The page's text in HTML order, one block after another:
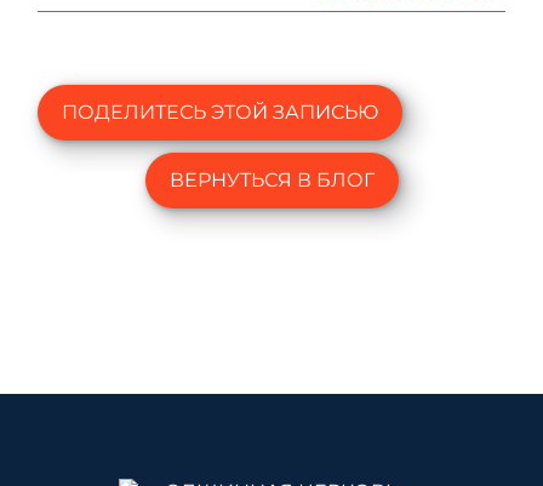
ПОДЕЛИТЕСЬ ЭТОЙ ЗАПИСЬЮ
ВЕРНУТЬСЯ В БЛОГ